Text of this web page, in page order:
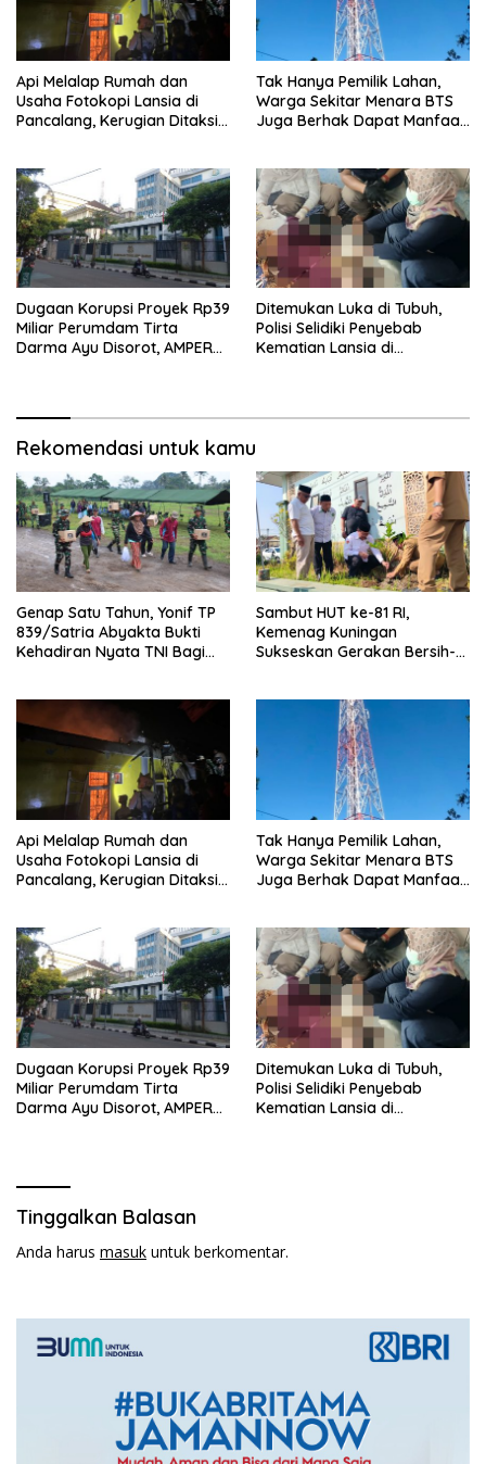
Api Melalap Rumah dan
Usaha Fotokopi Lansia di
Pancalang, Kerugian Ditaksir
Tak Hanya Pemilik Lahan,
Warga Sekitar Menara BTS
Juga Berhak Dapat Manfaat
Dugaan Korupsi Proyek Rp39
Miliar Perumdam Tirta
Darma Ayu Disorot, AMPERA
Ditemukan Luka di Tubuh,
Polisi Selidiki Penyebab
Kematian Lansia di
Rekomendasi untuk kamu
Genap Satu Tahun, Yonif TP
839/Satria Abyakta Bukti
Kehadiran Nyata TNI Bagi
Sambut HUT ke-81 RI,
Kemenag Kuningan
Sukseskan Gerakan Bersih-
Api Melalap Rumah dan
Usaha Fotokopi Lansia di
Pancalang, Kerugian Ditaksir
Tak Hanya Pemilik Lahan,
Warga Sekitar Menara BTS
Juga Berhak Dapat Manfaat
Dugaan Korupsi Proyek Rp39
Miliar Perumdam Tirta
Darma Ayu Disorot, AMPERA
Ditemukan Luka di Tubuh,
Polisi Selidiki Penyebab
Kematian Lansia di
Tinggalkan Balasan
Anda harus masuk untuk berkomentar.